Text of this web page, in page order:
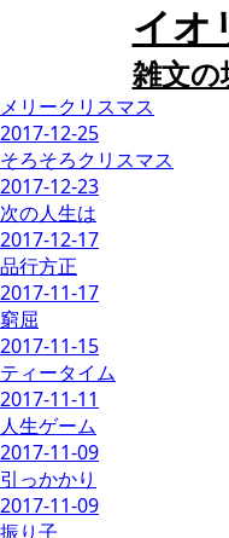
イオ
雑文の
メリークリスマス
2017-12-25
そろそろクリスマス
2017-12-23
次の人生は
2017-12-17
品行方正
2017-11-17
窮屈
2017-11-15
ティータイム
2017-11-11
人生ゲーム
2017-11-09
引っかかり
2017-11-09
振り子